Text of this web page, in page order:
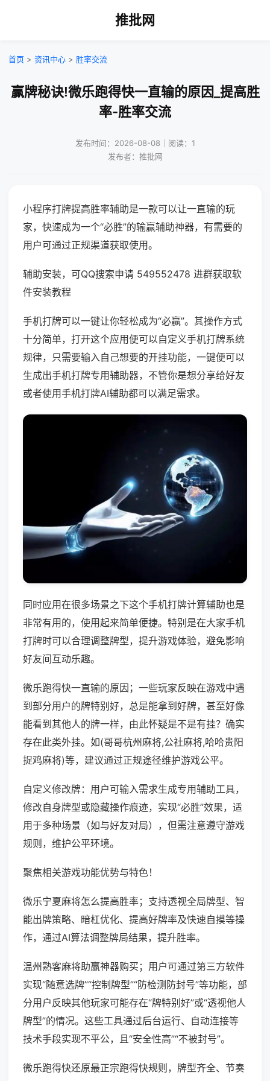
推批网
首页 > 资讯中心 > 胜率交流
赢牌秘诀!微乐跑得快一直输的原因_提高胜
率-胜率交流
发布时间：2026-08-08｜阅读：1
发布者：推批网
小程序打牌提高胜率辅助是一款可以让一直输的玩
家，快速成为一个“必胜”的输赢辅助神器，有需要的
用户可通过正规渠道获取使用。
辅助安装，可QQ搜索申请 549552478 进群获取软
件安装教程
手机打牌可以一键让你轻松成为“必赢”。其操作方式
十分简单，打开这个应用便可以自定义手机打牌系统
规律，只需要输入自己想要的开挂功能，一键便可以
生成出手机打牌专用辅助器，不管你是想分享给好友
或者使用手机打牌AI辅助都可以满足需求。
同时应用在很多场景之下这个手机打牌计算辅助也是
非常有用的，使用起来简单便捷。特别是在大家手机
打牌时可以合理调整牌型，提升游戏体验，避免影响
好友间互动乐趣。
微乐跑得快一直输的原因；一些玩家反映在游戏中遇
到部分用户的牌特别好，总是能拿到好牌，甚至好像
能看到其他人的牌一样，由此怀疑是不是有挂？确实
存在此类外挂。如(哥哥杭州麻将,公社麻将,哈哈贵阳
捉鸡麻将)等，建议通过正规途径维护游戏公平。
自定义修改牌：用户可输入需求生成专用辅助工具，
修改自身牌型或隐藏操作痕迹，实现“必胜”效果，适
用于多种场景（如与好友对局），但需注意遵守游戏
规则，维护公平环境。
聚焦相关游戏功能优势与特色！
微乐宁夏麻将怎么提高胜率；支持透视全局牌型、智
能出牌策略、暗杠优化、提高好牌率及快速自摸等操
作，通过AI算法调整牌局结果，提升胜率。
温州熟客麻将助赢神器购买；用户可通过第三方软件
实现“随意选牌”“控制牌型”“防检测防封号”等功能，部
分用户反映其他玩家可能存在“牌特别好”或“透视他人
牌型”的情况。这些工具通过后台运行、自动连接等
技术手段实现不平公，且“安全性高”“不被封号”。
微乐跑得快还原最正宗跑得快规则，牌型齐全、节奏